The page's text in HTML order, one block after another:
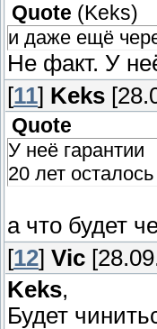
Quote (Keks)
и даже ещё
Не факт. У
[11] Keks
Quote
У неё гарантии
20 лет осталось
а что будет
[12] Vic
Keks,
Будет